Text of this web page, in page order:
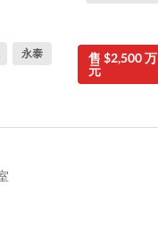
售 $2,500 万
元
永泰